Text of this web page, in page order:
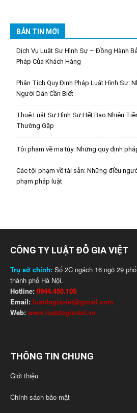
BẢN TIN MỚI
Dịch Vụ Luật Sư Hình Sự – Đồng Hành
Pháp Của Khách Hàng
Phân Tích Quy Định Pháp Luật Hình Sự:
Người Dân Cần Biết
Thuê Luật Sư Hình Sự Hết Bao Nhiêu
Thường Gặp
Tội phạm về ma túy: Những quy định
Các tội phạm về tài sản: Những điều
phạm pháp luật
CÔNG TY LUẬT ĐỖ GIA VIỆT
Trụ sở chính: Số 2C ngách 16 ngõ 29
thành phố Hà Nội.
Hotline: 0944.450.105
Email: luatdogiaviet@gmail.com
Web: www.luatdogiaviet.vn
THÔNG TIN CHUNG
Giới thiệu
Chính sách bảo mật